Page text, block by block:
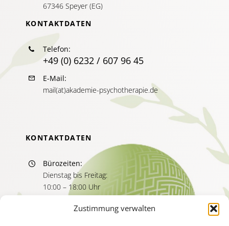
Zustimmung verwalten
67346 Speyer (EG)
KONTAKTDATEN
Telefon:
+49 (0) 6232 / 607 96 45
E-Mail:
mail(at)akademie-psychotherapie.de
KONTAKTDATEN
Bürozeiten:
Dienstag bis Freitag:
10:00 – 18:00 Uhr
Sprechzeiten: